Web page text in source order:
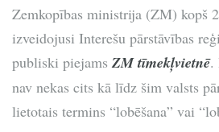
Zemkopības ministrija (ZM) kopš
izveidojusi Interešu pārstāvības
publiski piejamsZM tīmekļvietnē.
nav nekas cits kā līdz šim valsts
lietotais termins “lobēšana” vai